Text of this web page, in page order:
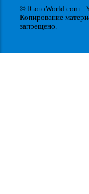
© IGotoWorld.com -
Копирование
запрещено.